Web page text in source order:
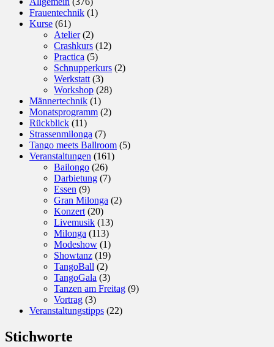
Frauentechnik (1)
Kurse (61)
Atelier(2)
Crashkurs (12)
Practica (5)
Schnupperkurs (2)
Werkstatt (3)
Workshop (28)
Männertechnik (1)
Monatsprogramm (2)
Rückblick (11)
Strassenmilonga (7)
Tango meets Ballroom (5)
Veranstaltungen (161)
Bailongo (26)
Darbietung (7)
Essen (9)
Gran Milonga (2)
Konzert (20)
Livemusik (13)
Milonga (113)
Modeshow (1)
Showtanz (19)
TangoBall (2)
TangoGala (3)
Tanzen am Freitag (9)
Vortrag (3)
Veranstaltungstipps (22)
Stichworte